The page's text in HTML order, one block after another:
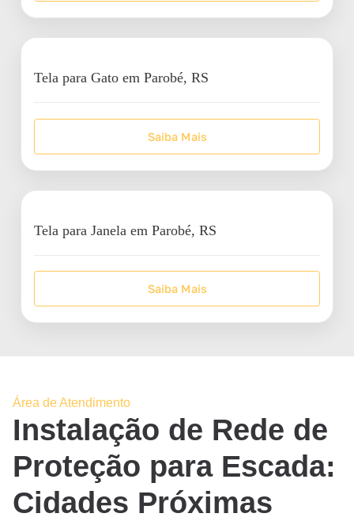
Tela para Gato em Parobé, RS
Saiba Mais
Tela para Janela em Parobé, RS
Saiba Mais
Área de Atendimento
Instalação de Rede de
Proteção para Escada:
Cidades Próximas